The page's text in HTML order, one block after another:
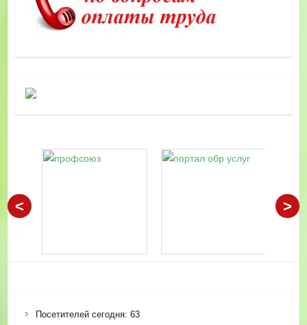
< >
Посетителей сегодня: 63